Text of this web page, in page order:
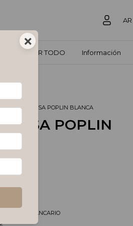
AR
VER TODO Información
PAGO.
. MAXI CAMISA POPLIN BLANCA
POPLIN
pagando con
BANCARIO
×